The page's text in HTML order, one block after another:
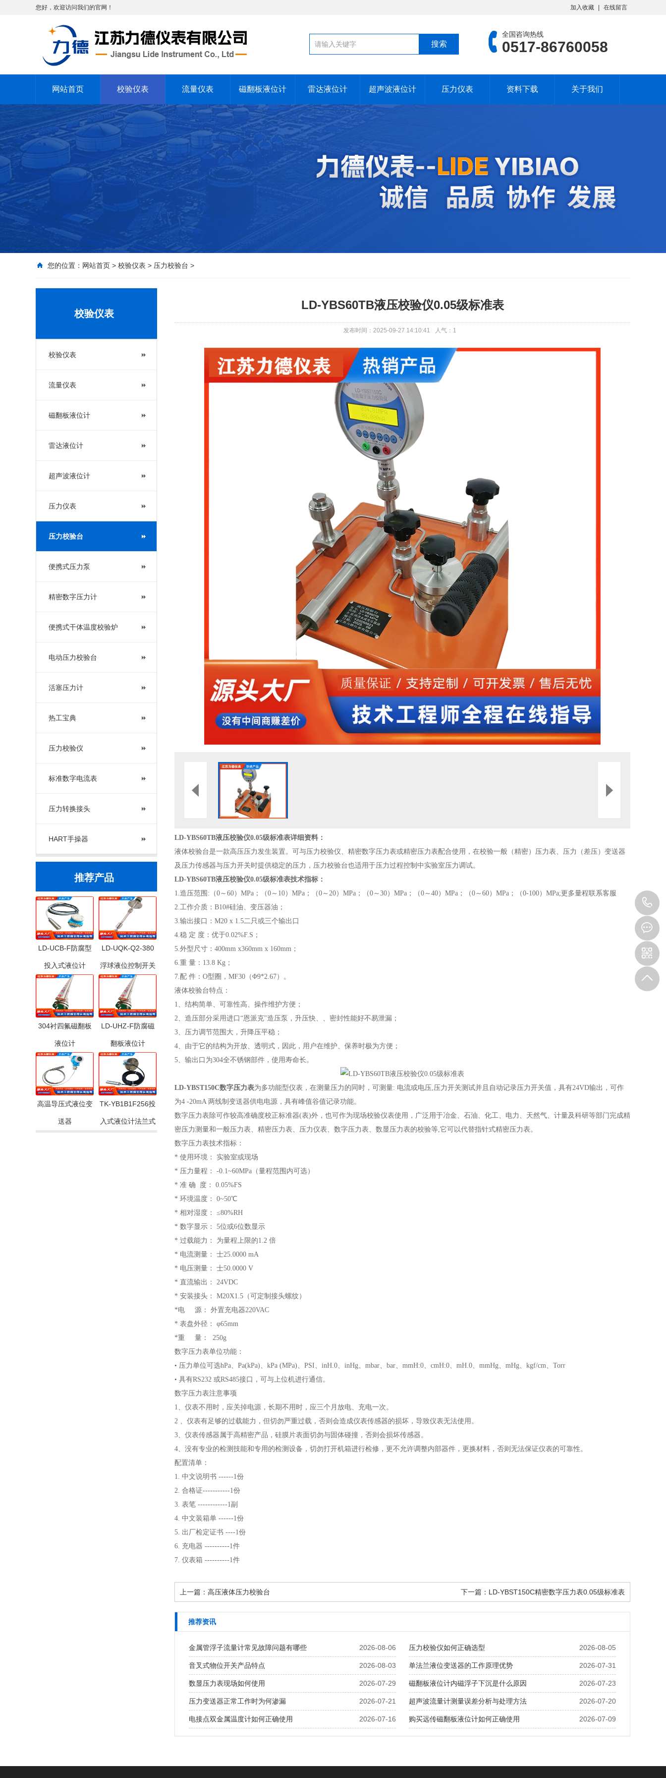
您好，欢迎访问我们的官网！ 加入收藏 在线留言
全国咨询热线
0517-86760058
网站首页 校验仪表 流量仪表 磁翻板液位计 雷达液位计 超声波液位计 压力仪表 资料下载 关于我们
您的位置： 网站首页 > 校验仪表 > 压力校验台 >
校验仪表
校验仪表
流量仪表
磁翻板液位计
雷达液位计
超声波液位计
压力仪表
压力校验台
便携式压力泵
精密数字压力计
便携式干体温度校验炉
电动压力校验台
活塞压力计
热工宝典
压力校验仪
标准数字电流表
压力转换接头
HART手操器
推荐产品
LD-UCB-F防腐型
投入式液位计
LD-UQK-Q2-380
浮球液位控制开关
304衬四氟磁翻板
液位计
LD-UHZ-F防腐磁
翻板液位计
高温导压式液位变
送器
TK-YB1B1F256投
入式液位计法兰式
LD-YBS60TB液压校验仪0.05级标准表
发布时间：2025-09-27 14:10:41 人气： 1
LD-YBS60TB液压校验仪0.05级标准表详细资料：
液体校验台是一款高压压力发生装置。可与压力校验仪、精密数字压力表或精密压力表配合使用，在校验一般（精密）压力表、压力（差压）变送器
及压力传感器与压力开关时提供稳定的压力，压力校验台也适用于压力过程控制中实验室压力调试。
LD-YBS60TB液压校验仪0.05级标准表技术指标：
1.造压范围:（0～60）MPa；（0～10）MPa；（0～20）MPa；（0～30）MPa；（0～40）MPa；（0～60）MPa；（0-100）MPa;更多量程联系客服
2.工作介质：B10#硅油、变压器油；
3.输出接口：M20 x 1.5二只或三个输出口
4.稳 定 度：优于0.02%F.S；
5.外型尺寸：400mm x360mm x 160mm；
6.重 量：13.8 Kg；
7.配 件：O型圈，MF30（Φ9*2.67）。
液体校验台特点：
1、结构简单、可靠性高、操作维护方便；
2、造压部分采用进口“恩派克"造压泵，升压快、、密封性能好不易泄漏；
3、压力调节范围大，升降压平稳；
4、由于它的结构为开放、透明式，因此，用户在维护、保养时极为方便；
5、输出口为304全不锈钢部件，使用寿命长。
LD-YBST150C数字压力表为多功能型仪表，在测量压力的同时，可测量: 电流或电压,压力开关测试并且自动记录压力开关值，具有24VD输出，可作
为4 -20mA 两线制变送器供电电源，具有峰值谷值记录功能。
数字压力表除可作较高准确度校正标准器(表)外，也可作为现场校验仪表使用，广泛用于冶金、石油、化工、电力、天然气、计量及科研等部门完成精
密压力测量和一般压力表、精密压力表、压力仪表、数字压力表、数显压力表的校验等,它可以代替指针式精密压力表。
数字压力表技术指标：
* 使用环境： 实验室或现场
* 压力量程： -0.1~60MPa（量程范围内可选）
* 准 确 度： 0.05%FS
* 环境温度： 0~50℃
* 相对湿度： ≤80%RH
* 数字显示： 5位或6位数显示
* 过载能力： 为量程上限的1.2 倍
* 电流测量： 士25.0000 mA
* 电压测量： 士50.0000 V
* 直流输出： 24VDC
* 安装接头： M20X1.5（可定制接头螺纹）
*电 源： 外置充电器220VAC
* 表盘外径： φ65mm
*重 量： 250g
数字压力表单位功能：
• 压力单位可选hPa、Pa(kPa)、kPa (MPa)、PSI、inH.0、inHg、mbar、bar、mmH:0、cmH:0、mH.0、mmHg、mHg、kgf/cm、Torr
• 具有RS232 或RS485接口，可与上位机进行通信。
数字压力表注意事项
1、仪表不用时，应关掉电源，长期不用时，应三个月放电、充电一次。
2 、仪表有足够的过载能力，但切勿严重过载，否则会造成仪表传感器的损坏，导致仪表无法使用。
3、仪表传感器属于高精密产品，硅膜片表面切勿与固体碰撞，否则会损坏传感器。
4、没有专业的检测技能和专用的检测设备，切勿打开机箱进行检修，更不允许调整内部器件，更换材料，否则无法保证仪表的可靠性。
配置清单：
1. 中文说明书 ------1份
2. 合格证-----------1份
3. 表笔 ------------1副
4. 中文装箱单 ------1份
5. 出厂检定证书 ----1份
6. 充电器 ----------1件
7. 仪表箱 ----------1件
上一篇： 高压液体压力校验台 下一篇： LD-YBST150C精密数字压力表0.05级标准表
推荐资讯
2026-08-06
金属管浮子流量计常见故障问题有哪些 2026-08-05
压力校验仪如何正确选型
2026-08-03
音叉式物位开关产品特点 2026-07-31
单法兰液位变送器的工作原理优势
2026-07-29
数显压力表现场如何使用 2026-07-23
磁翻板液位计内磁浮子下沉是什么原因
2026-07-21
压力变送器正常工作时为何渗漏 2026-07-20
超声波流量计测量误差分析与处理方法
2026-07-16
电接点双金属温度计如何正确使用 2026-07-09
购买远传磁翻板液位计如何正确使用